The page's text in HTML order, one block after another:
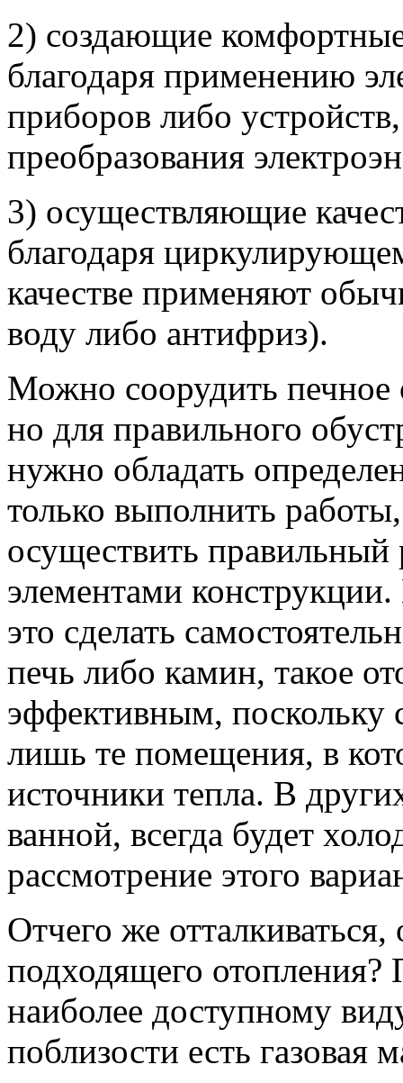
2) создающие
благодаря применению
приборов либо
преобразования
3) осуществляющие
благодаря
качестве применяют
воду либо антифриз).
Можно соорудить печное
но для правильного
нужно обладать
только выполнить
осуществить правильный
элементами
это сделать
печь либо камин, такое
эффективным,
лишь те помещения, в
источники тепла. В
ванной, всегда будет
рассмотрение этого
Отчего же
подходящего отопления?
наиболее доступному
поблизости есть газовая